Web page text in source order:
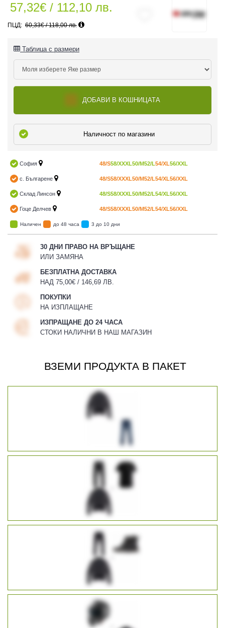
57,32€ / 112,10 лв.
60,33€ / 118,00 лв.
Таблица с размери
ДОБАВИ В КОШНИЦАТА
Наличност по магазини
София 48/S58/XXXL50/M52/L54/XL56/XXL
с. Българене 48/S58/XXXL50/M52/L54/XL56/XXL
Склад Линсон 48/S58/XXXL50/M52/L54/XL56/XXL
Гоце Делчев 48/S58/XXXL50/M52/L54/XL56/XXL
Наличен до 48 часа 3 до 10 дни
30 ДНИ ПРАВО НА ВРЪЩАНЕ
ИЛИ ЗАМЯНА
БЕЗПЛАТНА ДОСТАВКА
НАД 75,00€ / 146,69 ЛВ.
ПОКУПКИ
НА ИЗПЛАЩАНЕ
ИЗПРАЩАНЕ ДО 24 ЧАСА
СТОКИ НАЛИЧНИ В НАШ МАГАЗИН
ВЗЕМИ ПРОДУКТА В ПАКЕТ